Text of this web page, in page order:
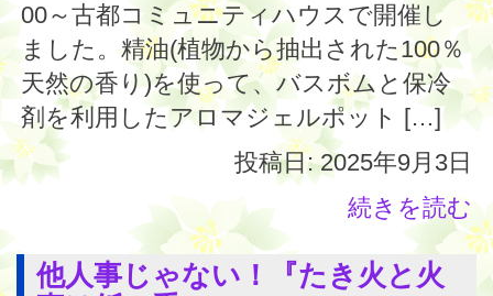
00～古都コミュニティハウスで開催し
ました。精油(植物から抽出された100％
天然の香り)を使って、バスボムと保冷
剤を利用したアロマジェルポット […]
投稿日: 2025年9月3日
続きを読む
他人事じゃない！『たき火と火